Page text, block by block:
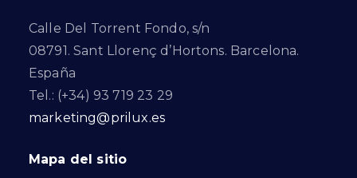
Calle Del Torrent Fondo, s/n
08791. Sant Llorenç d’Hortons. Barcelona.
España
Tel.: (+34) 93 719 23 29
marketing@prilux.es
Mapa del sitio